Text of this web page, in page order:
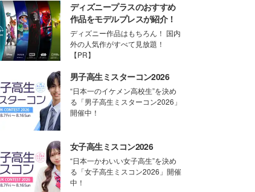
ディズニープラスのおすすめ
作品をモデルプレスが紹介！
ディズニー作品はもちろん！ 国内
外の人気作がすべて見放題！
【PR】
男子高生ミスターコン2026
“日本一のイケメン高校生”を決め
る「男子高生ミスターコン2026」
開催中！
女子高生ミスコン2026
“日本一かわいい女子高生”を決め
る「女子高生ミスコン2026」開催
中！